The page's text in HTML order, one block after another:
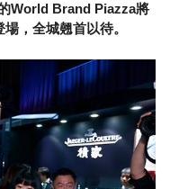
World Brand Piazza將
，全城翹首以待。